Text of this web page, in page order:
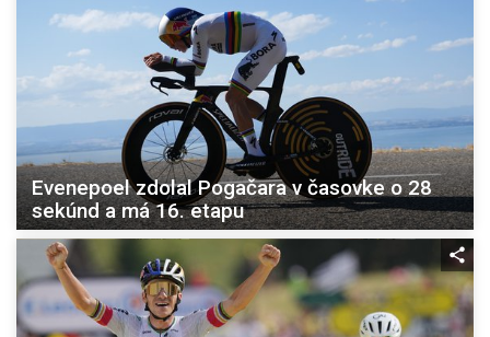
Evenepoel zdolal Pogačara v časovke o 28
sekúnd a má 16. etapu